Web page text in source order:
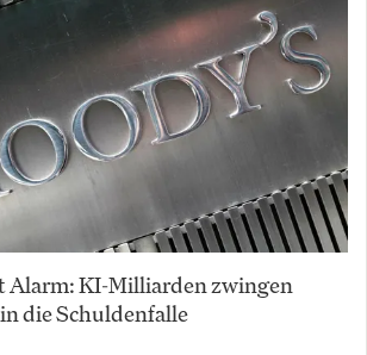
Alarm: KI-Milliarden zwingen
die Schuldenfalle